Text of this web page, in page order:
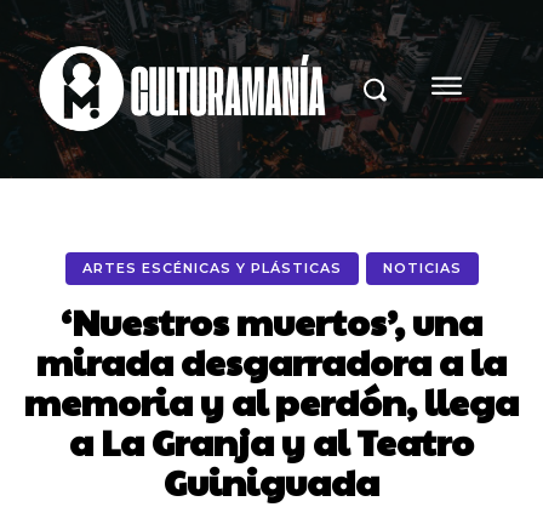
ARTES ESCÉNICAS Y PLÁSTICAS NOTICIAS
‘Nuestros muertos’, una
mirada desgarradora a la
memoria y al perdón, llega
a La Granja y al Teatro
Guiniguada